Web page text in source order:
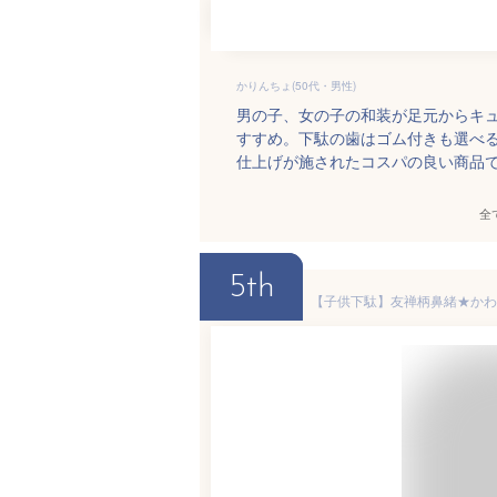
かりんちょ(50代・男性)
男の子、女の子の和装が足元からキ
すすめ。下駄の歯はゴム付きも選べ
仕上げが施されたコスパの良い商品
全
5th